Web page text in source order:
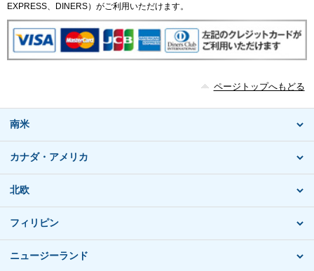
EXPRESS、DINERS）がご利用いただけます。
ページトップへもどる
南米
カナダ・アメリカ
北欧
フィリピン
ニュージーランド